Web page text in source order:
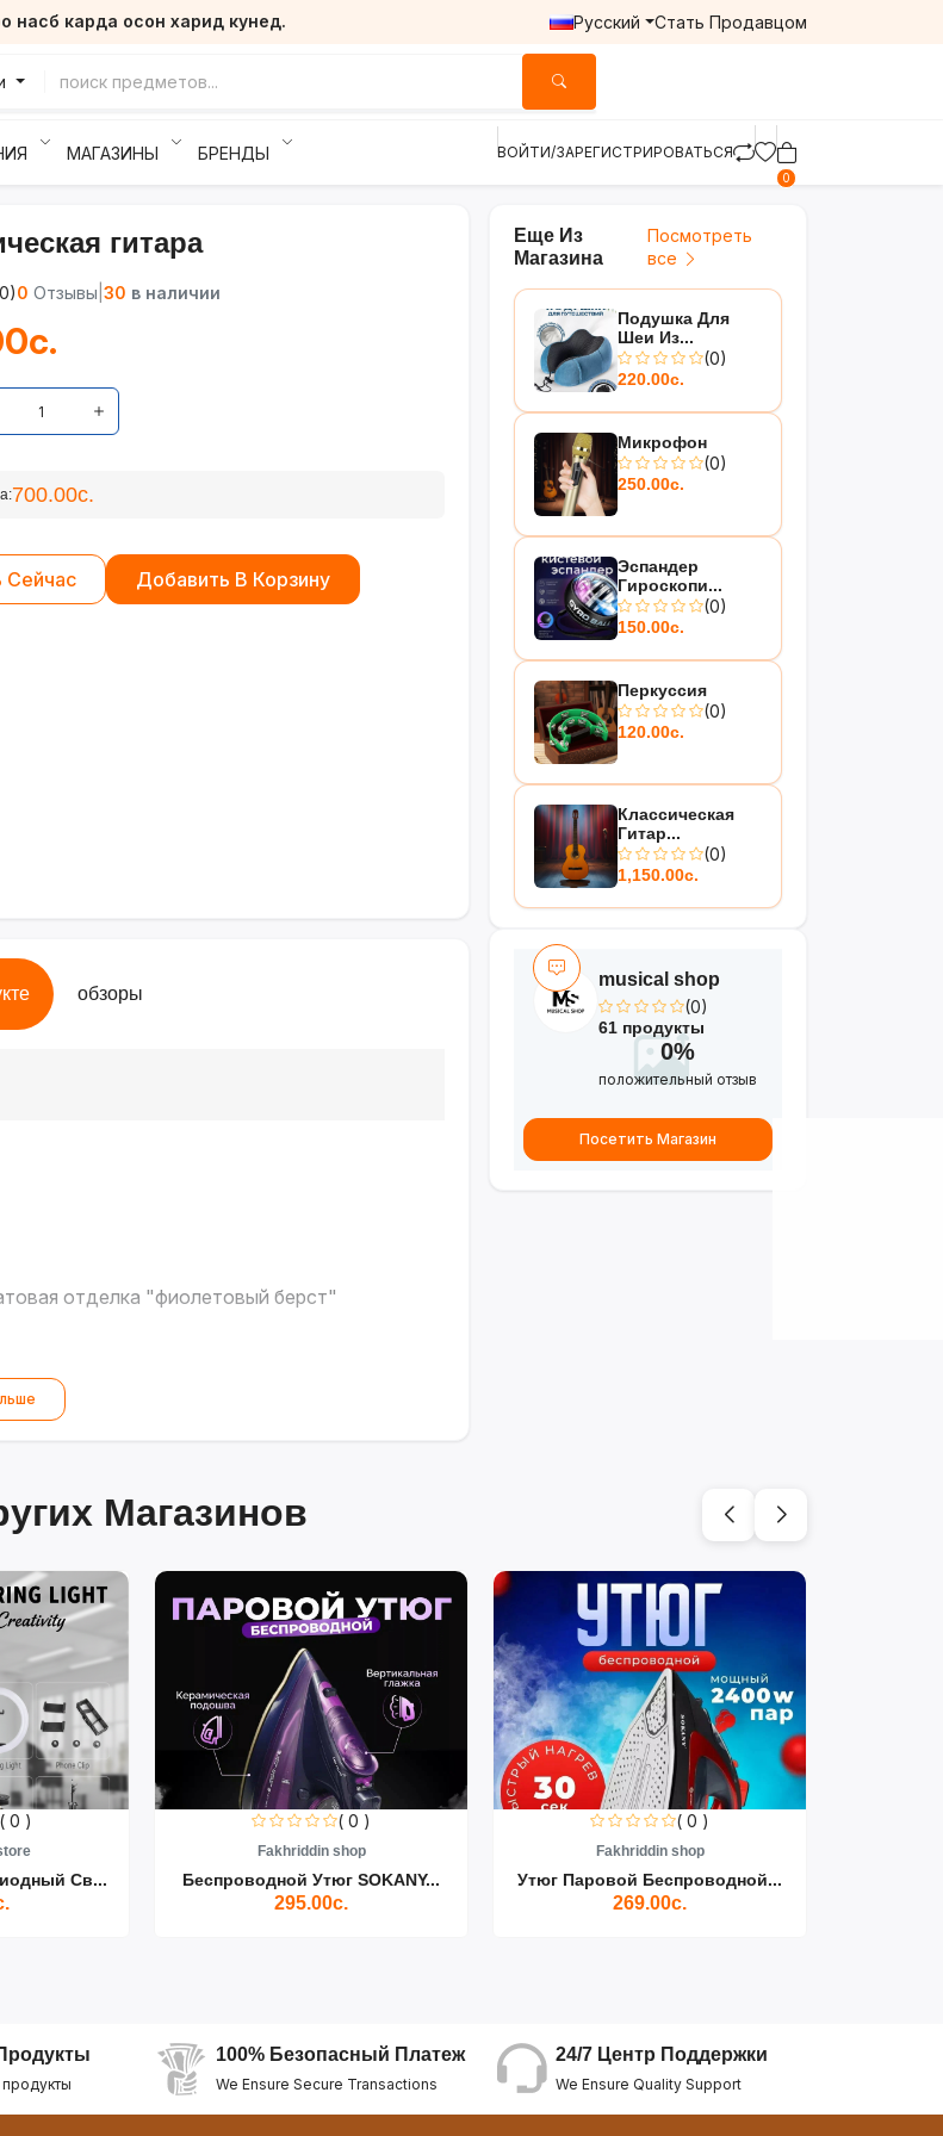
насб карда осон харид кунед. Русский Стать Продавцом
МАГАЗИНЫ БРЕНДЫ ВОЙТИ/ЗАРЕГИСТРИРОВАТЬСЯ
0
гитара
0 Отзывы 30 в наличии
700.00с.
Сейчас Добавить В Корзину
обзоры
отделка "фиолетовый берст"
Еще Из
Магазина
Посмотреть
все
Подушка Для
Шеи Из...
(0)
220.00с.
Микрофон
(0)
250.00с.
Эспандер
Гироскопи...
(0)
150.00с.
Перкуссия
(0)
120.00с.
Классическая
Гитар...
(0)
1,150.00с.
musical shop
(0)
61 продукты
0%
положительный отзыв
Посетить Магазин
Магазинов
( 0 )
Св...
( 0 )
Fakhriddin shop
Беспроводной Утюг SOKANY...
295.00с.
( 0 )
Fakhriddin shop
Утюг Паровой Беспроводной...
269.00с.
100% Безопасный Платеж
We Ensure Secure Transactions
24/7 Центр Поддержки
We Ensure Quality Support